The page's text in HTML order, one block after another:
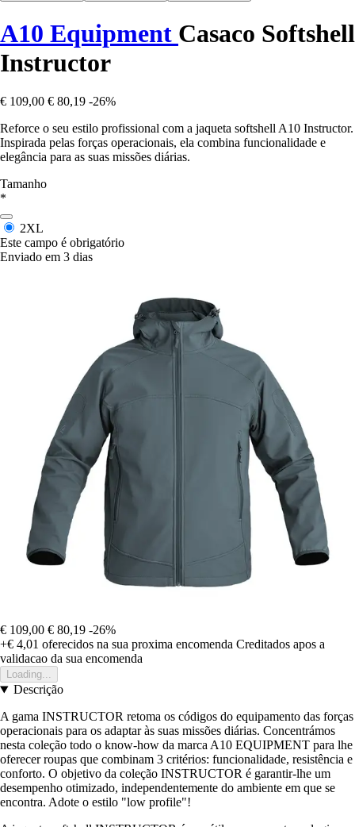
A10 Equipment Casaco Softshell
Instructor
€ 109,00 € 80,19 -26%
Reforce o seu estilo profissional com a jaqueta softshell A10 Instructor.
Inspirada pelas forças operacionais, ela combina funcionalidade e
elegância para as suas missões diárias.
Tamanho
*
2XL
Este campo é obrigatório
Enviado em 3 dias
€ 109,00 € 80,19 -26%
+€ 4,01 oferecidos na sua proxima encomenda Creditados apos a
validacao da sua encomenda
Loading...
Descrição
A gama INSTRUCTOR retoma os códigos do equipamento das forças
operacionais para os adaptar às suas missões diárias. Concentrámos
nesta coleção todo o know-how da marca A10 EQUIPMENT para lhe
oferecer roupas que combinam 3 critérios: funcionalidade, resistência e
conforto. O objetivo da coleção INSTRUCTOR é garantir-lhe um
desempenho otimizado, independentemente do ambiente em que se
encontra. Adote o estilo "low profile"!